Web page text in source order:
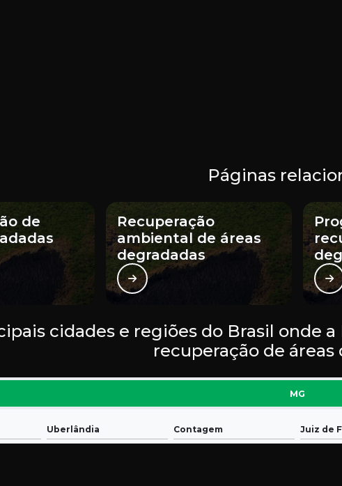
Páginas
de
Recuperação
ambiental de áreas
degradadas
cidades e regiões do Brasil onde
recuperação de áreas
MG
Uberlândia Contagem Juiz de